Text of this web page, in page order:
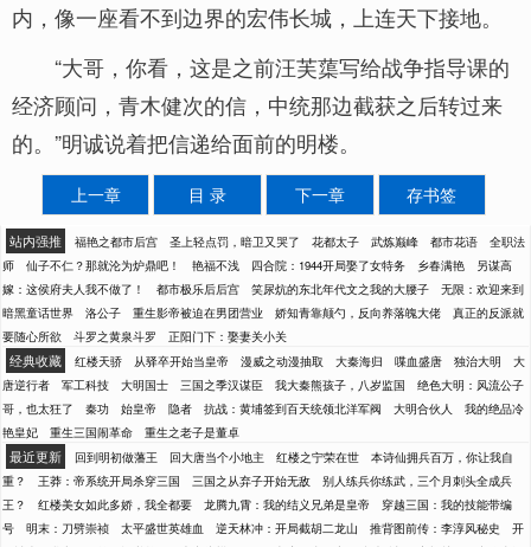
内，像一座看不到边界的宏伟长城，上连天下接地。
“大哥，你看，这是之前汪芙蕖写给战争指导课的
经济顾问，青木健次的信，中统那边截获之后转过来
的。”明诚说着把信递给面前的明楼。
上一章 目 录 下一章 存书签
站内强推 福艳之都市后宫 圣上轻点罚，暗卫又哭了 花都太子 武炼巅峰 都市花语
全职法
师
仙子不仁？那就沦为炉鼎吧！ 艳福不浅 四合院：1944开局娶了女特务 乡春满艳
另谋高
嫁：这侯府夫人我不做了！
都市极乐后后宫 笑尿炕的东北年代文之我的大腰子
无限：欢迎来到
暗黑童话世界
洛公子 重生影帝被迫在男团营业 娇知青靠颠勺，反向养落魄大佬
真正的反派就
要随心所欲
斗罗之黄泉斗罗 正阳门下：娶妻关小关
经典收藏 红楼天骄 从驿卒开始当皇帝 漫威之动漫抽取 大秦海归 喋血盛唐 独治大明
大
唐逆行者
军工科技 大明国士 三国之季汉谋臣 我大秦熊孩子，八岁监国
绝色大明：风流公子
哥，也太狂了
秦功 始皇帝 隐者 抗战：黄埔签到百天统领北洋军阀 大明合伙人
我的绝品冷
艳皇妃
重生三国闹革命 重生之老子是董卓
最近更新 回到明初做藩王 回大唐当个小地主 红楼之宁荣在世
本诗仙拥兵百万，你让我自
重？
王莽：帝系统开局杀穿三国 三国之从弃子开始无敌
别人练兵你练武，三个月刺头全成兵
王？
红楼美女如此多娇，我全都要 龙腾九霄：我的结义兄弟是皇帝
穿越三国：我的技能带编
号
明末：刀劈崇祯 太平盛世英雄血 逆天林冲：开局截胡二龙山 推背图前传：李淳风秘史
开